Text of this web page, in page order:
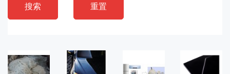
搜索 重置